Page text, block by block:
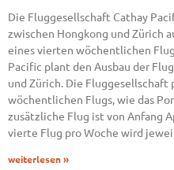
Die Fluggesellschaft Cathay
zwischen Hongkong und Zürich
eines vierten wöchentlichen
Pacific plant den Ausbau der
und Zürich. Die
wöchentlichen Flugs, wie das
zusätzliche Flug ist von Anfang
vierte Flug pro Woche wird
weiterlesen »